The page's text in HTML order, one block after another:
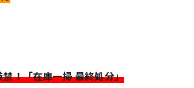
！「在庫一掃 最終処分」